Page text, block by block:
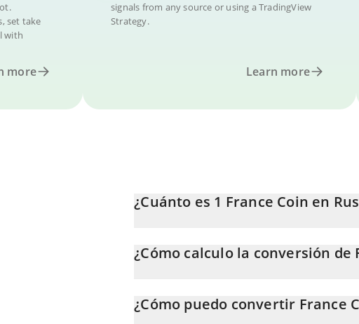
set take
with
more
signals from any source or using a TradingView
Strategy.
Learn more
¿Cuánto es 1 France Coin en
En este momento, 1 France Coin equivale a
¿Cómo calculo la conversión de
a RUB. Solo necesitas ingresar la cantidad de
convertirá automáticamente a Russian Ruble (RUB).
¿Cómo puedo convertir France